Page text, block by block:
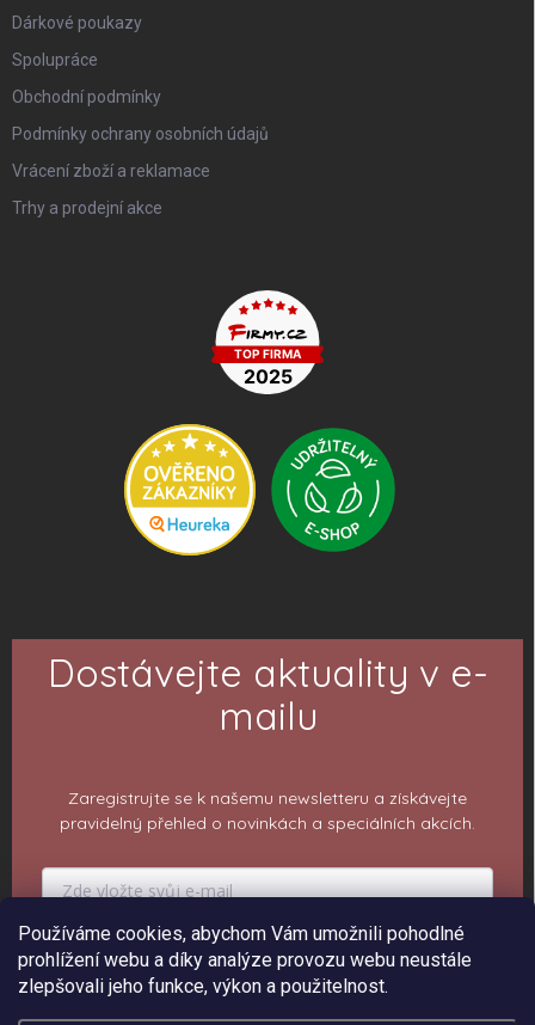
Používáme cookies, abychom Vám umožnili pohodlné
prohlížení webu a díky analýze provozu webu neustále
zlepšovali jeho funkce, výkon a použitelnost.
Dárkové poukazy
Spolupráce
Obchodní podmínky
Podmínky ochrany osobních údajů
Vrácení zboží a reklamace
Trhy a prodejní akce
Dostávejte aktuality v e-
mailu
Zaregistrujte se k našemu newsletteru a získávejte
pravidelný přehled o novinkách a speciálních akcích.
PŘIHLÁSIT K ODBĚRU